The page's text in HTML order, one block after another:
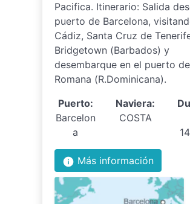
Pacifica. Itinerario: Salida
puerto de Barcelona,
Cádiz, Santa Cruz de
Bridgetown (Barbados) y
desembarque en el puerto
Romana (R.Dominicana).
Puerto:
Barcelon
a
Naviera:
COSTA
info Más información